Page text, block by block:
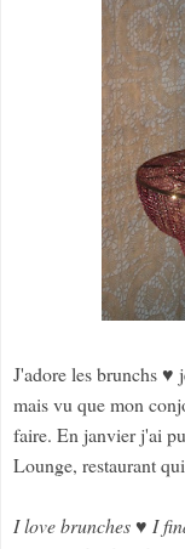
J'adore les brunchs ♥
mais vu que mon
faire. En janvier j'ai
Lounge, restaurant
I love brunches ♥ I